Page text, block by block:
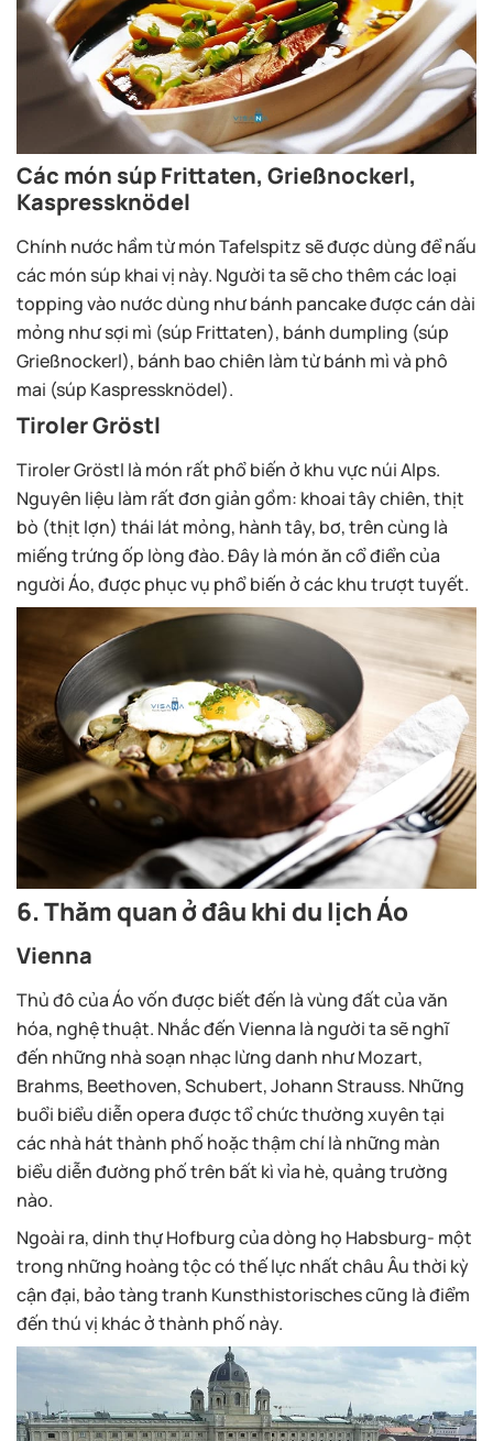
Các món súp Frittaten, Grießnockerl,
Kaspressknödel
Chính nước hầm từ món Tafelspitz sẽ được dùng để nấu
các món súp khai vị này. Người ta sẽ cho thêm các loại
topping vào nước dùng như bánh pancake được cán dài
mỏng như sợi mì (súp Frittaten), bánh dumpling (súp
Grießnockerl), bánh bao chiên làm từ bánh mì và phô
mai (súp Kaspressknödel).
Tiroler Gröstl
Tiroler Gröstl là món rất phổ biến ở khu vực núi Alps.
Nguyên liệu làm rất đơn giản gồm: khoai tây chiên, thịt
bò (thịt lợn) thái lát mỏng, hành tây, bơ, trên cùng là
miếng trứng ốp lòng đào. Đây là món ăn cổ điển của
người Áo, được phục vụ phổ biến ở các khu trượt tuyết.
6. Thăm quan ở đâu khi du lịch Áo
Vienna
Thủ đô của Áo vốn được biết đến là vùng đất của văn
hóa, nghệ thuật. Nhắc đến Vienna là người ta sẽ nghĩ
đến những nhà soạn nhạc lừng danh như Mozart,
Brahms, Beethoven, Schubert, Johann Strauss. Những
buổi biểu diễn opera được tổ chức thường xuyên tại
các nhà hát thành phố hoặc thậm chí là những màn
biểu diễn đường phố trên bất kì vỉa hè, quảng trường
nào.
Ngoài ra, dinh thự Hofburg của dòng họ Habsburg- một
trong những hoàng tộc có thế lực nhất châu Âu thời kỳ
cận đại, bảo tàng tranh Kunsthistorisches cũng là điểm
đến thú vị khác ở thành phố này.